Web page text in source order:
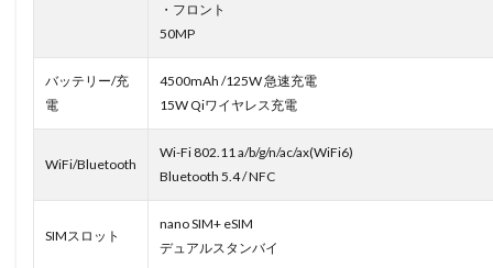
・フロント
50MP
バッテリー/充
電
4500mAh /125W 急速充電
15W Qiワイヤレス充電
WiFi/Bluetooth
Wi-Fi 802.11 a/b/g/n/ac/ax(WiFi6)
Bluetooth 5.4 / NFC
SIMスロット
nano SIM+ eSIM
デュアルスタンバイ